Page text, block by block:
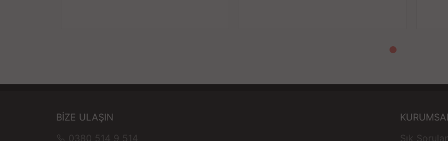
BİZE ULAŞIN
0380 514 9 514
KURUMSAL
Sık